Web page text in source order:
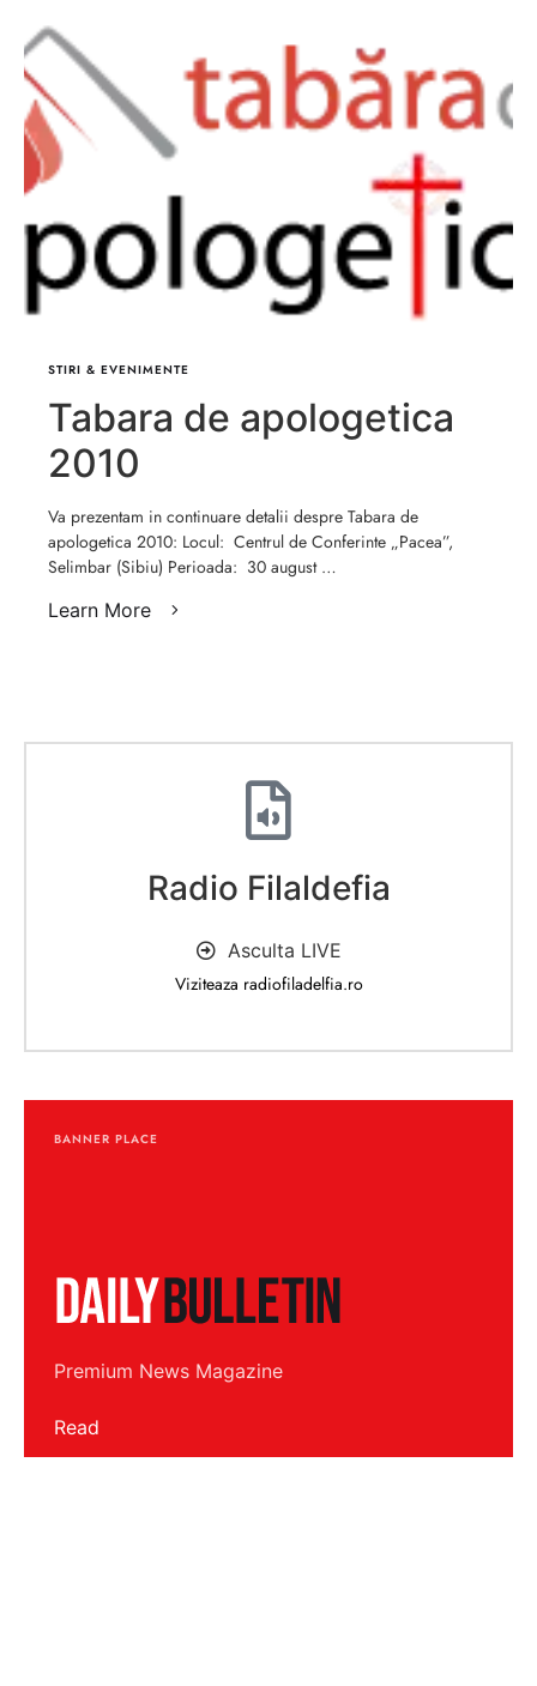
STIRI & EVENIMENTE
Tabara de apologetica
2010
Va prezentam in continuare detalii despre Tabara de
apologetica 2010: Locul: Centrul de Conferinte „Pacea”,
Selimbar (Sibiu) Perioada: 30 august …
Learn More
Radio Filaldefia
Asculta LIVE
Viziteaza radiofiladelfia.ro
BANNER PLACE
Premium News Magazine
Read